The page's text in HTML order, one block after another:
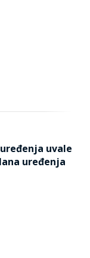
uvale
uređenja